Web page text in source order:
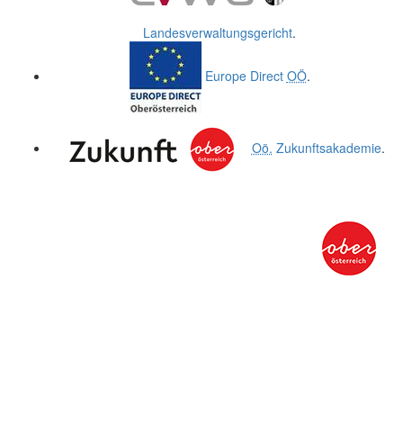
Landesverwaltungsgericht.
Europe Direct OÖ.
Oö. Zukunftsakademie.